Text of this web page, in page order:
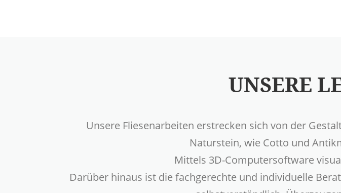
UNSERE
Unsere Fliesenarbeiten erstrecken sich von der
Naturstein, wie Cotto und
Mittels 3D-Computersoftware
Darüber hinaus ist die fachgerechte und individuelle